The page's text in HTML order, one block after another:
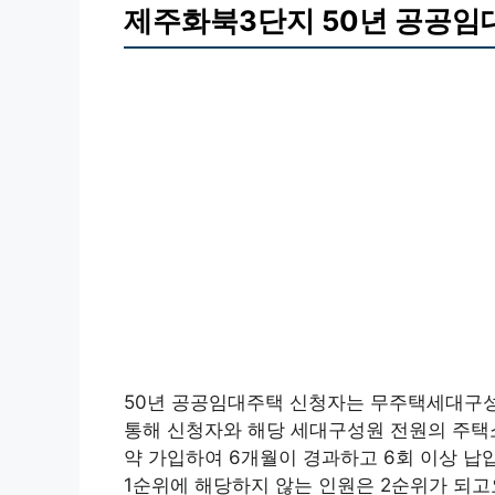
제주화북3단지 50년 공공임
50년 공공임대주택 신청자는 무주택세대구
통해 신청자와 해당 세대구성원 전원의 주
약 가입하여 6개월이 경과하고 6회 이상 납
1순위에 해당하지 않는 인원은 2순위가 되